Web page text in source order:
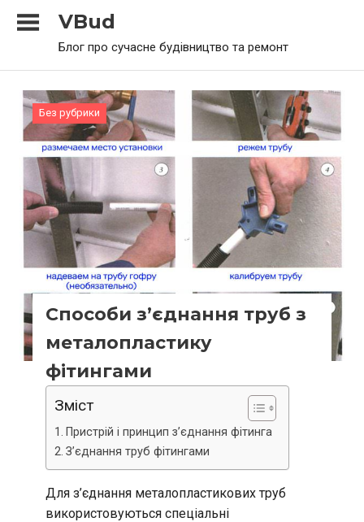
VBud
Блог про сучасне будівництво та ремонт
Без рубрики
Способи з’єднання труб з
металопластику
фітингами
Зміст
Пристрій і принцип з’єднання фітинга
З’єднання труб фітингами
Для з’єднання металопластикових труб
використовуються спеціальні